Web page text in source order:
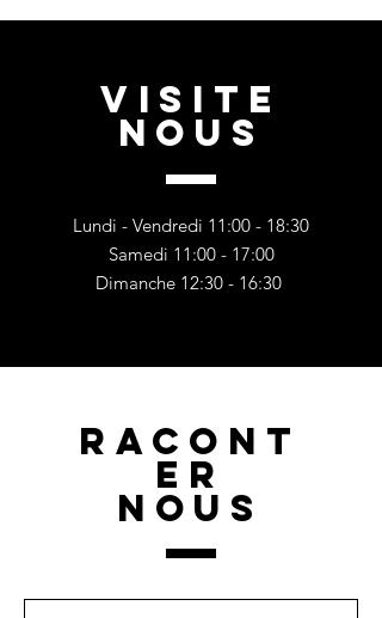
VISITE
NOUS
Lundi - Vendredi 11:00 - 18:30
Samedi 11:00 - 17:00
Dimanche 12:30 - 16:30
RACONT
ER
NOUS